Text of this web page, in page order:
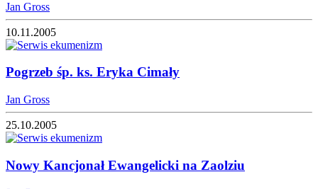
Jan Gross
10.11.2005
Pogrzeb śp. ks. Eryka Cimały
Jan Gross
25.10.2005
Nowy Kancjonał Ewangelicki na Zaolziu